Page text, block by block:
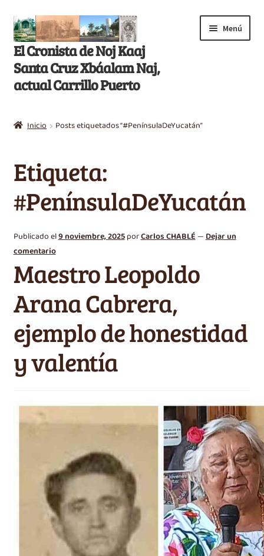
Saltar
a
navegación
Ir
al
contenido
El Cronista de Noj Kaaj
Santa Cruz Xbáalam Naj,
actual Carrillo Puerto
Menú
n
d
r
i
j
Artículos
Nikté T’aan
Efemérides
Videos
Carrito
Inicio Posts etiquetados “#PenínsulaDeYucatán”
Etiqueta:
#PenínsulaDeYucatán
Publicado el9 noviembre, 2025porCarlos CHABLÉ—Dejar un
comentario
Maestro Leopoldo
Arana Cabrera,
ejemplo de honestidad
y valentía